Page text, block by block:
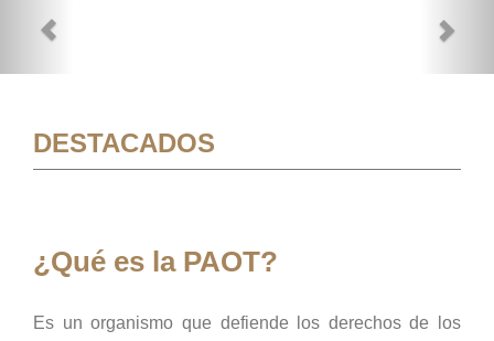
DESTACADOS
¿Qué es la PAOT?
Es un organismo que defiende los derechos de los